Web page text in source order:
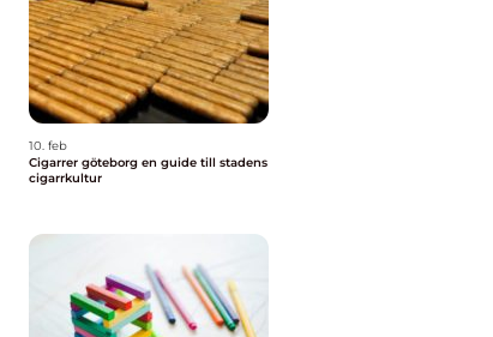
10. feb
Cigarrer göteborg en guide till stadens
cigarrkultur